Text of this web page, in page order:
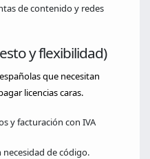
de contenido y redes
y flexibilidad)
que necesitan
licencias caras.
y facturación con IVA
de código.